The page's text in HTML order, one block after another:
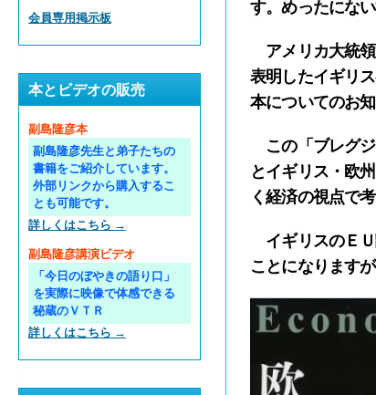
す。めったにな
アメリカ大統領
表明したイギリ
本についてのお知
この「ブレグジ
とイギリス・欧
く経済の視点で考
イギリスのＥＵ
ことになります
会員専用掲示板
本とビデオの販売
副島隆彦本
副島隆彦先生と弟子たちの
書籍をご紹介しています。
外部リンクから購入するこ
とも可能です。
詳しくはこちら →
副島隆彦講演ビデオ
「今日のぼやきの語り口」
を実際に映像で体感できる
秘蔵のＶＴＲ
詳しくはこちら →